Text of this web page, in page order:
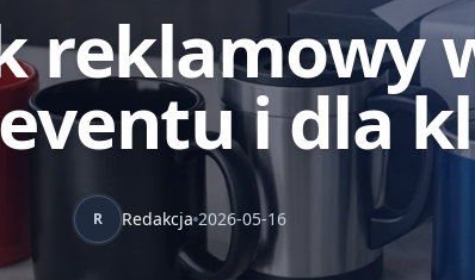
reklamowy
i dla
R Redakcja 2026-05-16